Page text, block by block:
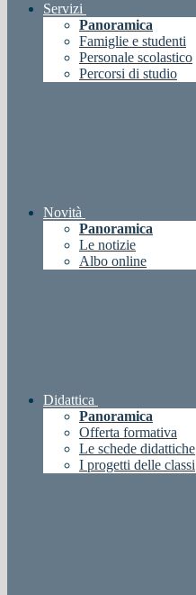
Servizi
Panoramica
Famiglie e studenti
Personale scolastico
Percorsi di studio
Novità
Panoramica
Le notizie
Albo online
Didattica
Panoramica
Offerta formativa
Le schede didattiche
I progetti delle classi